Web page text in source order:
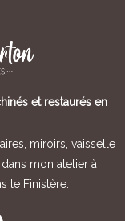
et restaurés en
miroirs, vaisselle
mon atelier à
le Finistère.